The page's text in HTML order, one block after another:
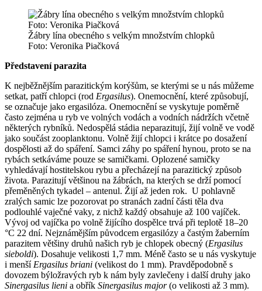
Žábry lína obecného s velkým množstvím chlopků
Foto: Veronika Piačková
Představení parazita
K nejběžnějším parazitickým korýšům, se kterými se u nás můžeme
setkat, patří chlopci (rod Ergasilus). Onemocnění, které způsobují,
se označuje jako ergasilóza. Onemocnění se vyskytuje poměrně
často zejména u ryb ve volných vodách a vodních nádržích včetně
některých rybníků. Nedospělá stádia neparazitují, žijí volně ve vodě
jako součást zooplanktonu. Volně žijí chlopci i krátce po dosažení
dospělosti až do spáření. Samci záhy po spáření hynou, proto se na
rybách setkáváme pouze se samičkami. Oplozené samičky
vyhledávají hostitelskou rybu a přecházejí na parazitický způsob
života. Parazitují většinou na žábrách, na kterých se drží pomocí
přeměněných tykadel – antenul. Žijí až jeden rok. U pohlavně
zralých samic lze pozorovat po stranách zadní části těla dva
podlouhlé vaječné vaky, z nichž každý obsahuje až 100 vajíček.
Vývoj od vajíčka po volně žijícího dospělce trvá při teplotě 18–20
°C 22 dní. Nejznámějším původcem ergasilózy a častým žaberním
parazitem většiny druhů našich ryb je chlopek obecný (Ergasilus
sieboldi). Dosahuje velikosti 1,7 mm. Méně často se u nás vyskytuje
i menší Ergasilus briani (velikost do 1 mm). Pravděpodobně s
dovozem býložravých ryb k nám byly zavlečeny i další druhy jako
Sinergasilus lieni a obřík Sinergasilus major(o velikosti až 3 mm).